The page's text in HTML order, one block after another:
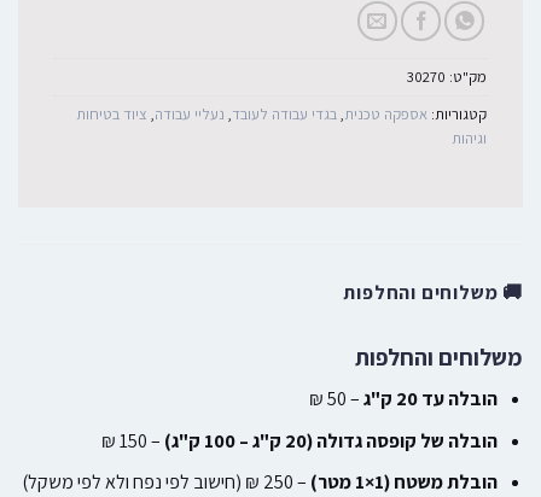
מק"ט: 30270
קטגוריות: אספקה טכנית,בגדי עבודה לעובד, נעליי עבודה, ציוד בטיחות
וגיהות
🚚 משלוחים והחלפות
משלוחים והחלפות
הובלה עד 20 ק"ג
– 50 ₪
הובלה של קופסה גדולה (20 ק"ג – 100 ק"ג)
– 150 ₪
הובלת משטח (1×1 מטר)
– 250 ₪ (חישוב לפי נפח ולא לפי משקל)